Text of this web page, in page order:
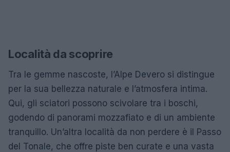
Località da scoprire
Tra le gemme nascoste, l’Alpe Devero si distingue
per la sua bellezza naturale e l’atmosfera intima.
Qui, gli sciatori possono scivolare tra i boschi,
godendo di panorami mozzafiato e di un ambiente
tranquillo. Un’altra località da non perdere è il Passo
del Tonale, che offre piste ben curate e una vasta